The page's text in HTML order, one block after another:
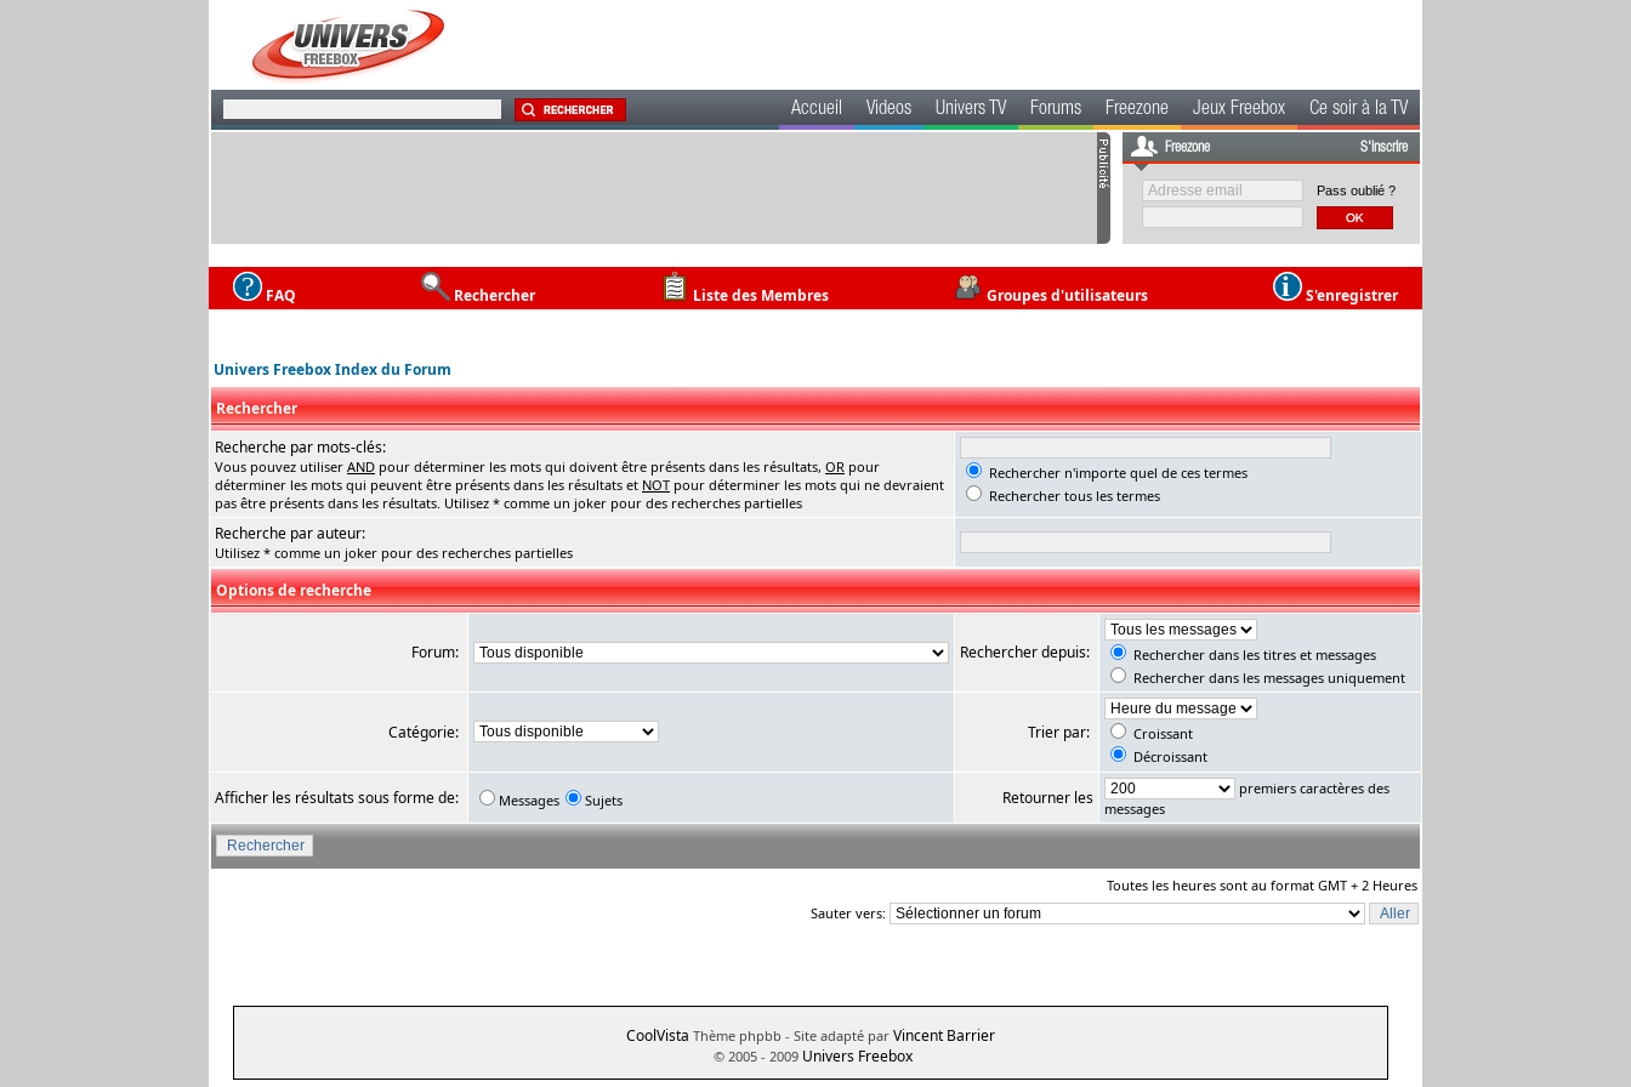
Accueil Videos Univers TV Forums Freezone Jeux Freebox Ce soir à la TV
Freezone S'inscrire
Pass oublié ?
FAQ Rechercher Liste des Membres Groupes d'utilisateurs S'enregistrer
Univers Freebox Index du Forum
Rechercher
Recherche par mots-clés:
Vous pouvez utiliser AND pour déterminer les mots qui doivent être présents dans les résultats, OR pour
déterminer les mots qui peuvent être présents dans les résultats et NOT pour déterminer les mots qui ne devraient
pas être présents dans les résultats. Utilisez * comme un joker pour des recherches partielles
Rechercher n'importe quel de ces termes
Rechercher tous les termes
Recherche par auteur:
Utilisez * comme un joker pour des recherches partielles
Options de recherche
Forum: Rechercher depuis:
Rechercher dans les titres et messages
Rechercher dans les messages uniquement
Catégorie: Trier par:
Croissant
Décroissant
Afficher les résultats sous forme de: Messages Sujets Retourner les
premiers caractères des
messages
Toutes les heures sont au format GMT + 2 Heures
Sauter vers:
CoolVista Thème phpbb - Site adapté par Vincent Barrier
© 2005 - 2009 Univers Freebox